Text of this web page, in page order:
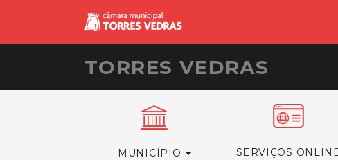
TORRES VEDRAS
MUNICÍPIO SERVIÇOS